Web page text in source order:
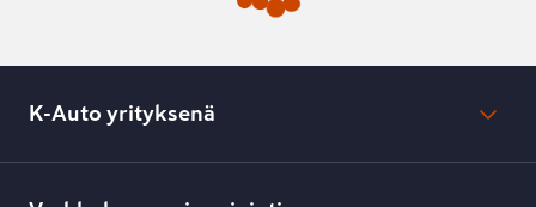
K-Auto yrityksenä
Lehdistötiedotteet